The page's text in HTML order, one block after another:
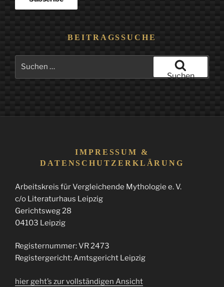
BEITRAGSSUCHE
Suchen
IMPRESSUM &
DATENSCHUTZERKLÄRUNG
Arbeitskreis für Vergleichende Mythologie e. V.
c/o Literaturhaus Leipzig
Gerichtsweg 28
04103 Leipzig
Registernummer: VR 2473
Registergericht: Amtsgericht Leipzig
hier geht’s zur vollständigen Ansicht